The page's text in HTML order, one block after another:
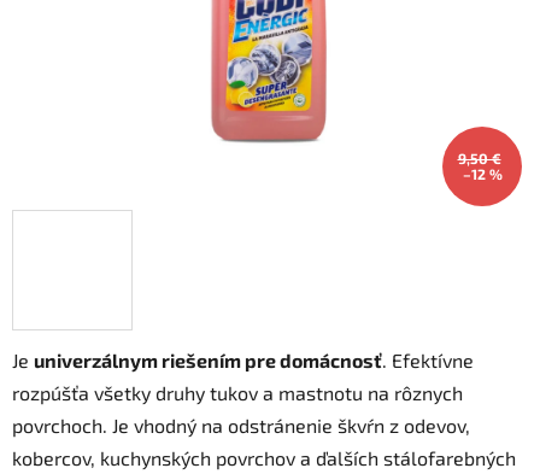
Je univerzálnym riešením pre domácnosť. Efektívne
rozpúšťa všetky druhy tukov a mastnotu na rôznych
povrchoch. Je vhodný na odstránenie škvŕn z odevov,
kobercov, kuchynských povrchov a ďalších stálofarebných
9,50 €
–12 %